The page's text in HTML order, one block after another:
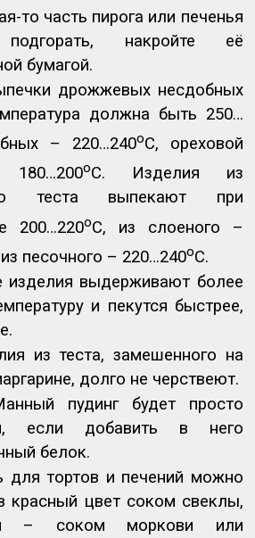
то часть пирога или печенья
подгорать, накройте её
бумагой.
дрожжевых несдобных
должна быть 250…
– 220…240оС, ореховой
оС. Изделия из
теста выпекают при
200…220оС, из слоеного –
песочного – 220…240оС.
изделия выдерживают более
и пекутся быстрее,
из теста, замешенного на
долго не черствеют.
пудинг будет просто
если добавить в него
белок.
для тортов и печений можно
красный цвет соком свеклы,
– соком моркови или